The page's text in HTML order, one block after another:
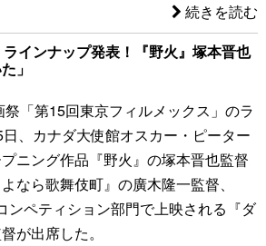
続きを読む
インナップ発表！『野火』塚本晋也
」
「第15回東京フィルメックス」のラ
、カナダ大使館オスカー・ピーター
ニング作品『野火』の塚本晋也監督
なら歌舞伎町』の廣木隆一監督、
ンペティション部門で上映される『ダ
が出席した。